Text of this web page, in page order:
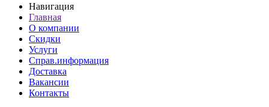
Навигация
Главная
О компании
Скидки
Услуги
Справ.информация
Доставка
Вакансии
Контакты